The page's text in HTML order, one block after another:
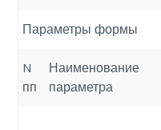
Параметры формы
N
пп
Наименование
параметра